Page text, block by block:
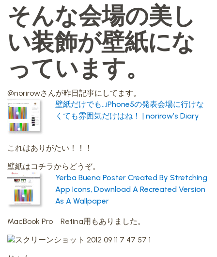
そんな会場の美し
い装飾が壁紙にな
っています。
@norirowさんが昨日記事にしてます。
壁紙だけでも…iPhone5の発表会場に行けな
くても雰囲気だけはね！ | norirow’s Diary
これはありがたい！！！
壁紙はコチラからどうぞ。
Yerba Buena Poster Created By Stretching
App Icons, Download A Recreated Version
As A Wallpaper
MacBook Pro Retina用もありました。